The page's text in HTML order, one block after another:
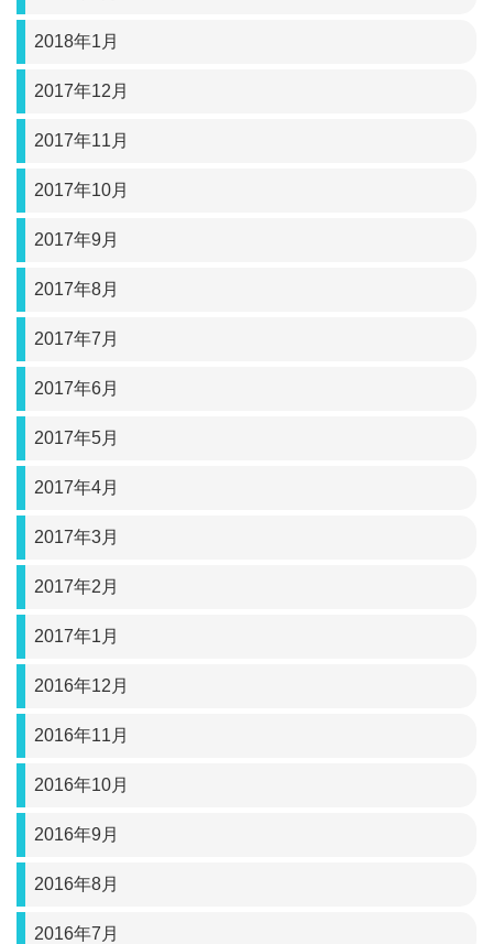
2018年1月
2017年12月
2017年11月
2017年10月
2017年9月
2017年8月
2017年7月
2017年6月
2017年5月
2017年4月
2017年3月
2017年2月
2017年1月
2016年12月
2016年11月
2016年10月
2016年9月
2016年8月
2016年7月